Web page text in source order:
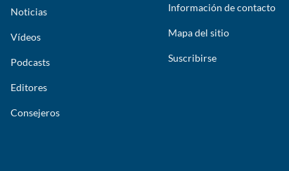
Noticias
Vídeos
Podcasts
Editores
Consejeros
Información de contacto
Mapa del sitio
Suscribirse